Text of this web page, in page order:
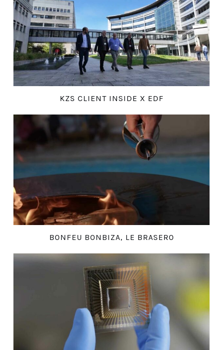
KZS CLIENT INSIDE X EDF
BONFEU BONBIZA, LE BRASERO